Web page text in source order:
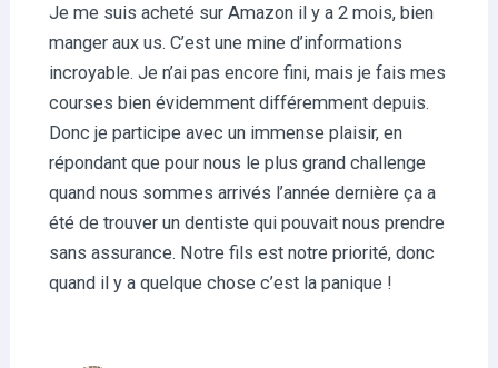
Je me suis acheté sur Amazon il y a 2 mois, bien
manger aux us. C’est une mine d’informations
incroyable. Je n’ai pas encore fini, mais je fais mes
courses bien évidemment différemment depuis.
Donc je participe avec un immense plaisir, en
répondant que pour nous le plus grand challenge
quand nous sommes arrivés l’année dernière ça a
été de trouver un dentiste qui pouvait nous prendre
sans assurance. Notre fils est notre priorité, donc
quand il y a quelque chose c’est la panique !